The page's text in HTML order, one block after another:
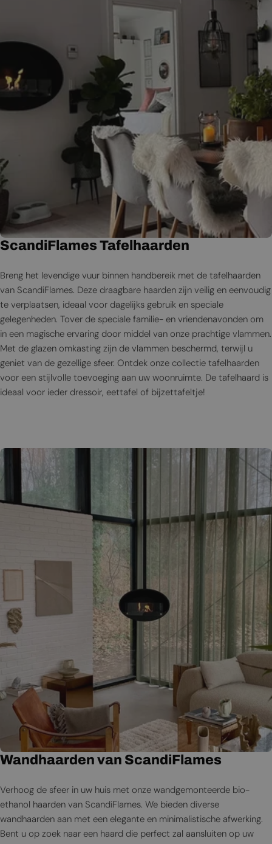
ScandiFlames Tafelhaarden
Breng het levendige vuur binnen handbereik met de tafelhaarden
van ScandiFlames. Deze draagbare haarden zijn veilig en eenvoudig
te verplaatsen, ideaal voor dagelijks gebruik en speciale
gelegenheden. Tover de speciale familie- en vriendenavonden om
in een magische ervaring door middel van onze prachtige vlammen.
Met de glazen omkasting zijn de vlammen beschermd, terwijl u
geniet van de gezellige sfeer. Ontdek onze collectie tafelhaarden
voor een stijlvolle toevoeging aan uw woonruimte. De tafelhaard is
ideaal voor ieder dressoir, eettafel of bijzettafeltje!
Wandhaarden van ScandiFlames
Verhoog de sfeer in uw huis met onze wandgemonteerde bio-
ethanol haarden van ScandiFlames. We bieden diverse
wandhaarden aan met een elegante en minimalistische afwerking.
Bent u op zoek naar een haard die perfect zal aansluiten op uw